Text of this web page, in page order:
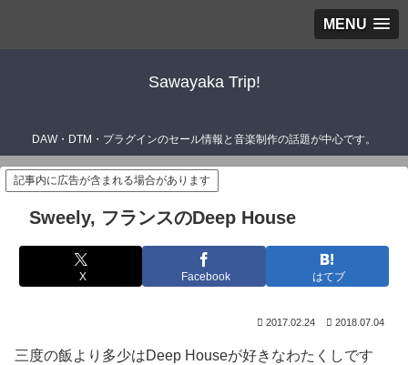
MENU
Sawayaka Trip!
DAW・DTM・プラグインのセール情報と音楽制作の話題が中心です。
記事内に広告が含まれる場合があります
Sweely, フランスのDeep House
X Facebook はてブ
2017.02.24 2018.07.04
三度の飯より多少はDeep Houseが好きなわたくしです